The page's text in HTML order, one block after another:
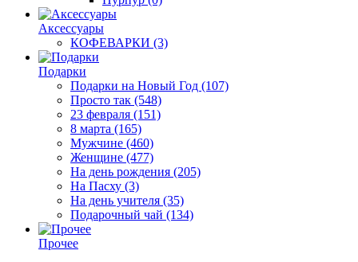
Аксессуары
КОФЕВАРКИ (3)
Подарки
Подарки на Новый Год (107)
Просто так (548)
23 февраля (151)
8 марта (165)
Мужчине (460)
Женщине (477)
На день рождения (205)
На Пасху (3)
На день учителя (35)
Подарочный чай (134)
Прочее